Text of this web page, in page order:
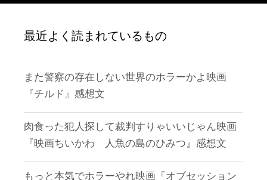
最近よく読まれているもの
また警察の存在しない世界のホラーかよ映画
『チルド』感想文
肉食った犯人探して裁判すりゃいいじゃん映画
『映画ちいかわ 人魚の島のひみつ』感想文
もっと本気でホラーやれ映画『オブセッション